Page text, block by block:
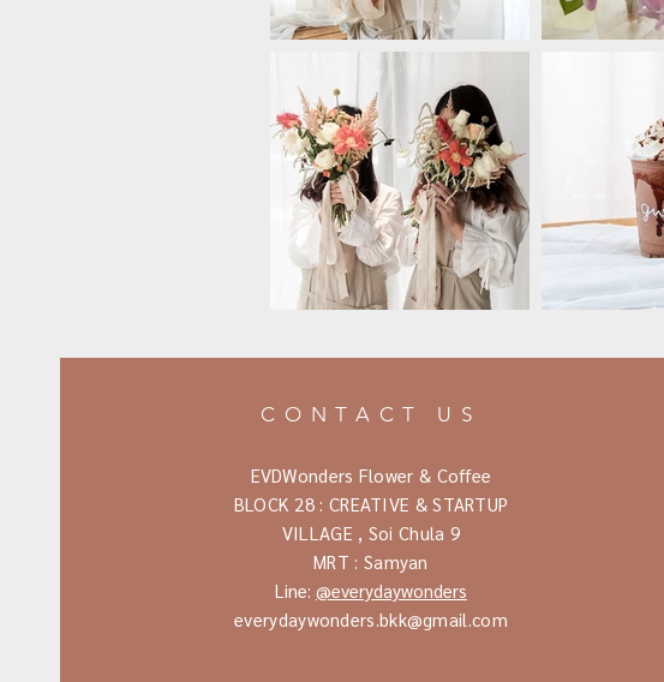
CONTACT US
EVDWonders Flower & Coffee
BLOCK 28 : CREATIVE & STARTUP
VILLAGE , Soi Chula 9
MRT : Samyan
Line: @everydaywonders
everydaywonders.bkk@gmail.com